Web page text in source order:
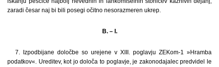
zaradi česar naj bi bili posegi očitno nesorazmeren ukrep.
B. – I.
7. Izpodbijane določbe so urejene v XIII. poglavju ZEKom-1 »Hramba
podatkov«. Ureditev, kot jo določa to poglavje, je zakonodajalec predvidel le